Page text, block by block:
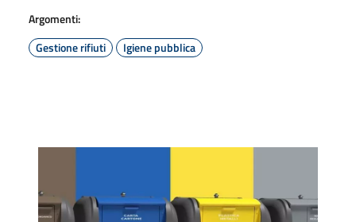
Argomenti:
Gestione rifiuti
Igiene pubblica